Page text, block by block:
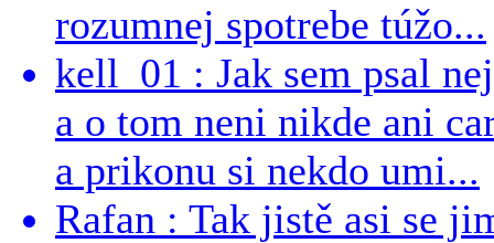
rozumnej spotrebe túžo...
kell_01 : Jak sem psal
a o tom neni nikde ani
a prikonu si nekdo umi...
Rafan : Tak jistě asi se